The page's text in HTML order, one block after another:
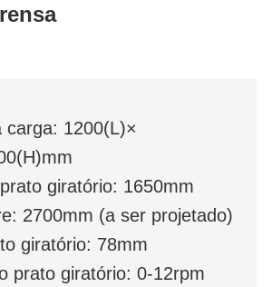
com melhor imprensa
carga: 1200(L)×
giratório: 1650mm
2700mm (a ser projetado)
giratório: 78mm
prato giratório: 0-12rpm